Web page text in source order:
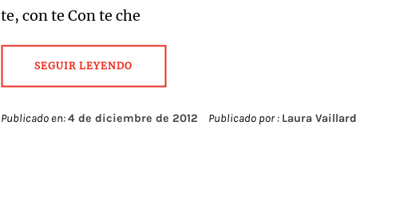
te, con te Con te che
SEGUIR LEYENDO
Publicado en:4 de diciembre de 2012 Publicado por : Laura Vaillard